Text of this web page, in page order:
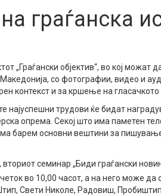
граѓанска
„Граѓански објектив“, во кој можат
со фотографии, видео и
контекст и за кршење на гласачкото
најуспешни трудови ќе бидат
опрема. Секој што има паметен
барем основни вештини за
семинар „Биди граѓански
во 10,00 часот, а на него може да
Свети Николе, Радовиш,